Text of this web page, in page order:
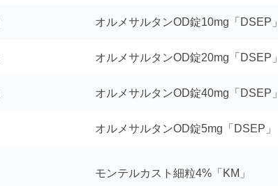
オルメサルタンOD錠10mg「DSEP」
オルメサルタンOD錠20mg「DSEP」
オルメサルタンOD錠40mg「DSEP」
オルメサルタンOD錠5mg「DSEP」
モンテルカスト細粒4%「KM」